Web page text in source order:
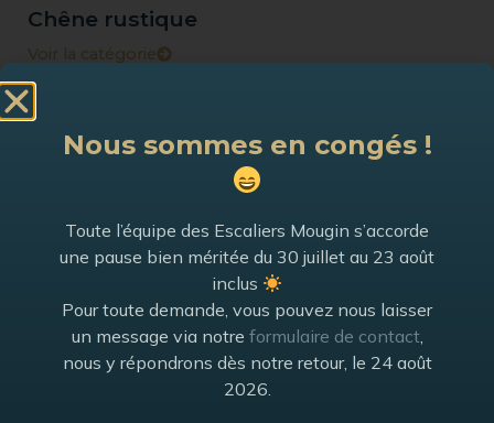
Chêne rustique
Voir la catégorie
Hêtre
Frêne blanc
Frêne olivier
Nous sommes en congés !
Toute l’équipe des Escaliers Mougin s’accorde
une pause bien méritée du 30 juillet au 23 août
inclus
Pour toute demande, vous pouvez nous laisser
un message via notre formulaire de contact,
nous y répondrons dès notre retour, le 24 août
2026.